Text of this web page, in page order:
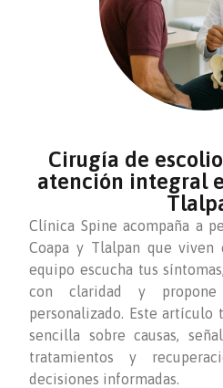
Cirugía de
atención integral
Clínica Spine acompaña a
Coapa y Tlalpan que viven
equipo escucha tus
con claridad y
personalizado. Este artículo
sencilla sobre causas,
tratamientos y
decisiones informadas.